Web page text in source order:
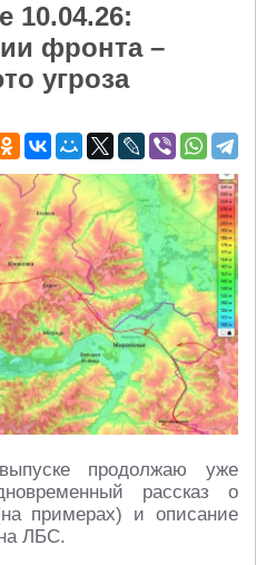
10.04.26:
фронта –
угроза
продолжаю уже
рассказ о
примерах) и описание
ЛБС.